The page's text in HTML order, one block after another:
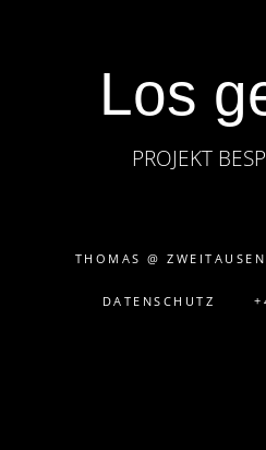
Los
PROJEKT
THOMAS @
DATENSCHUTZ